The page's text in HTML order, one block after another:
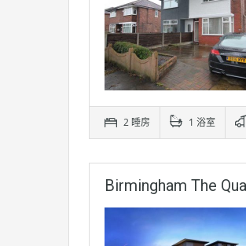
2 睡房 1 浴室
Birmingham The